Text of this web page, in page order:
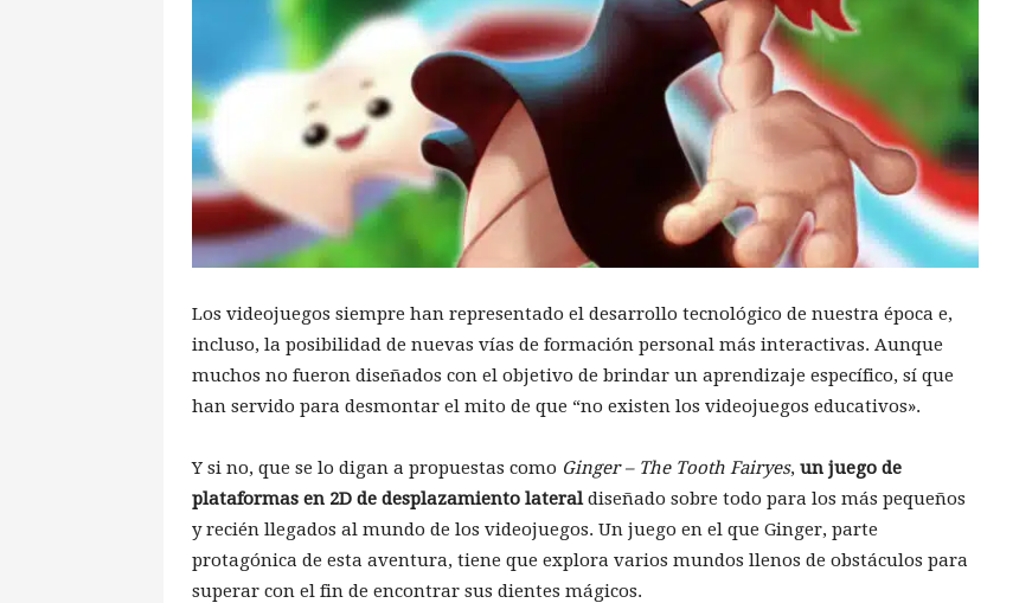
Los videojuegos siempre han representado el desarrollo tecnológico de nuestra época e,
incluso, la posibilidad de nuevas vías de formación personal más interactivas. Aunque
muchos no fueron diseñados con el objetivo de brindar un aprendizaje específico, sí que
han servido para desmontar el mito de que “no existen los videojuegos educativos».
Y si no, que se lo digan a propuestas como Ginger – The Tooth Fairyes, un juego de
plataformas en 2D de desplazamiento lateraldiseñado sobre todo para los más pequeños
y recién llegados al mundo de los videojuegos. Un juego en el que Ginger, parte
protagónica de esta aventura, tiene que explora varios mundos llenos de obstáculos para
superar con el fin de encontrar sus dientes mágicos.